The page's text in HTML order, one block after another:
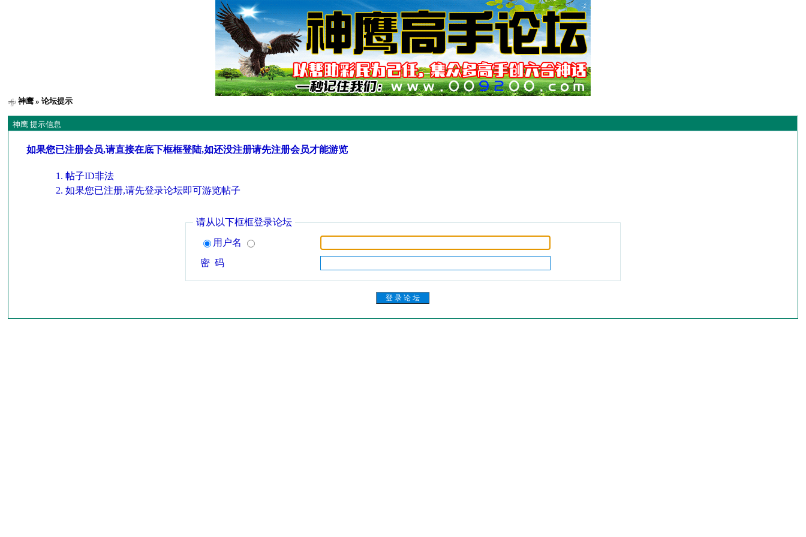
神鹰 » 论坛提示
神鹰 提示信息
如果您已注册会员,请直接在底下框框登陆,如还没注册请先注册会员才能游览
帖子ID非法
如果您已注册,请先登录论坛即可游览帖子
请从以下框框登录论坛
用户名
密 码